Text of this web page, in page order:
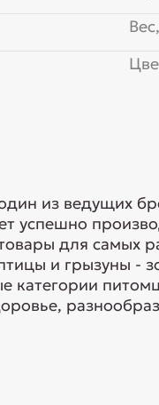
из ведущих
успешно
для самых
и грызуны -
категории